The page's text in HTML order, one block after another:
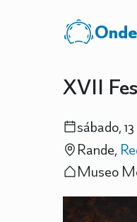
XVII
sábado,
Rande,
Museo